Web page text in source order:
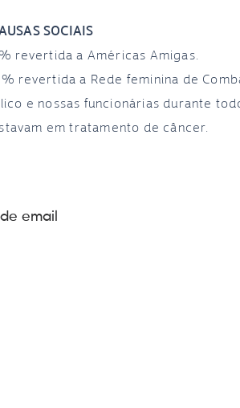
SOCIAIS
revertida a Américas Amigas.
revertida a Rede feminina de
e nossas funcionárias durante
em tratamento de câncer.